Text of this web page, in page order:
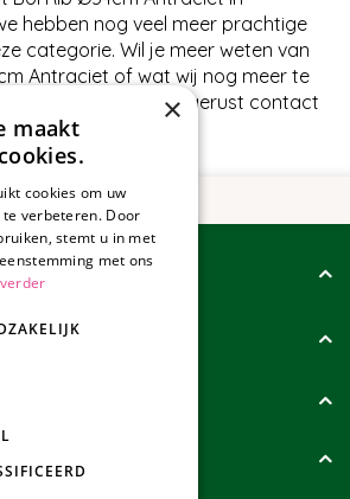
hebben nog veel meer prachtige
categorie. Wil je meer weten van
Antraciet of wat wij nog meer te
neem dan gerust contact
×
maakt
cookies om uw
verbeteren. Door
stemt u in met
met ons